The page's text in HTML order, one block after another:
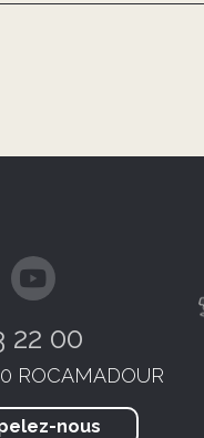
22 00
ROCAMADOUR
nous